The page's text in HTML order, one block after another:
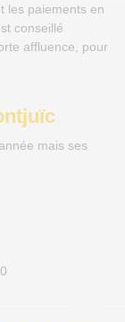
les paiements en
conseillé
affluence, pour
mais ses